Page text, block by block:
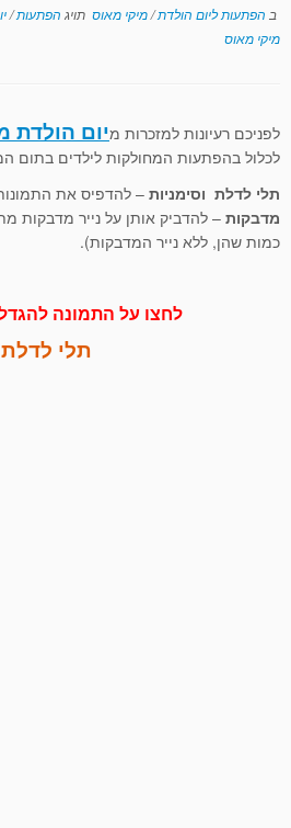
ב הפתעות ליום הולדת/מיקי מאוס תויג הפתעות/
מיקי מאוס
לפניכם רעיונות למזכרות מיום הולדת
לכלול בהפתעות המחולקות לילדים בתום
תלי לדלת וסימניות – להדפיס את התמונות
מדבקות – להדביק אותן על נייר מדבקות
כמות שהן, ללא נייר המדבקות).
לחצו על התמונה
תלי לדלת